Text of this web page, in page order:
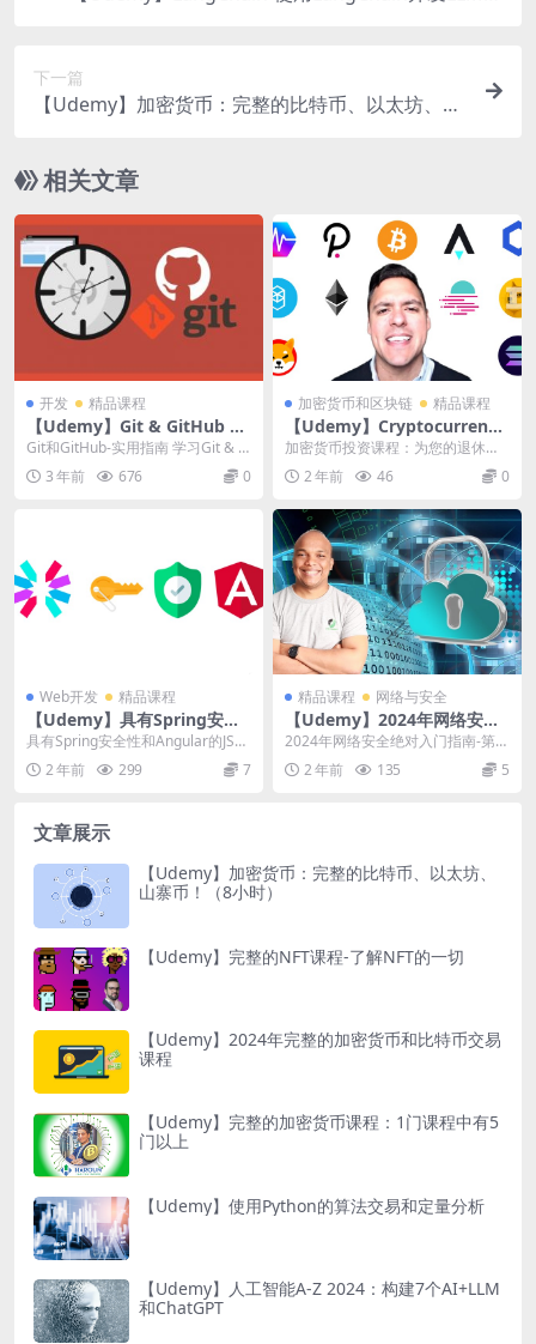
下一篇
【Udemy】加密货币：完整的比特币、以太坊、山
相关文章
开发 精品课程
【Udemy】Git & GitHub –
The Practical Guide
Git和GitHub-实用指南 学习Git & G
itHub，掌握提交、...
3 年前 676 0
加密货币和区块链 精品课程
【Udemy】Cryptocurrency
Investment Course: Fund y
加密货币投资课程：为您的退休提
供资金！ A-Z加密货币指南，比特
币，区块链，以太...
2 年前 46 0
Web开发 精品课程
【Udemy】具有Spring安全
性和Angular的JSON Web令
牌（JWT）
具有Spring安全性和Angular的JSO
N Web令牌（JWT） | JS...
2 年前 299 7
精品课程 网络与安全
【Udemy】2024年网络安全
绝对入门指南-第1部分
2024年网络安全绝对入门指南-第1
部分 | The Absolute Begi...
2 年前 135 5
文章展示
【Udemy】加密货币：完整的比特币、以太坊、
山寨币！（8小时）
【Udemy】完整的NFT课程-了解NFT的一切
【Udemy】2024年完整的加密货币和比特币交易
课程
【Udemy】完整的加密货币课程：1门课程中有5
门以上
【Udemy】使用Python的算法交易和定量分析
【Udemy】人工智能A-Z 2024：构建7个AI+LLM
和ChatGPT